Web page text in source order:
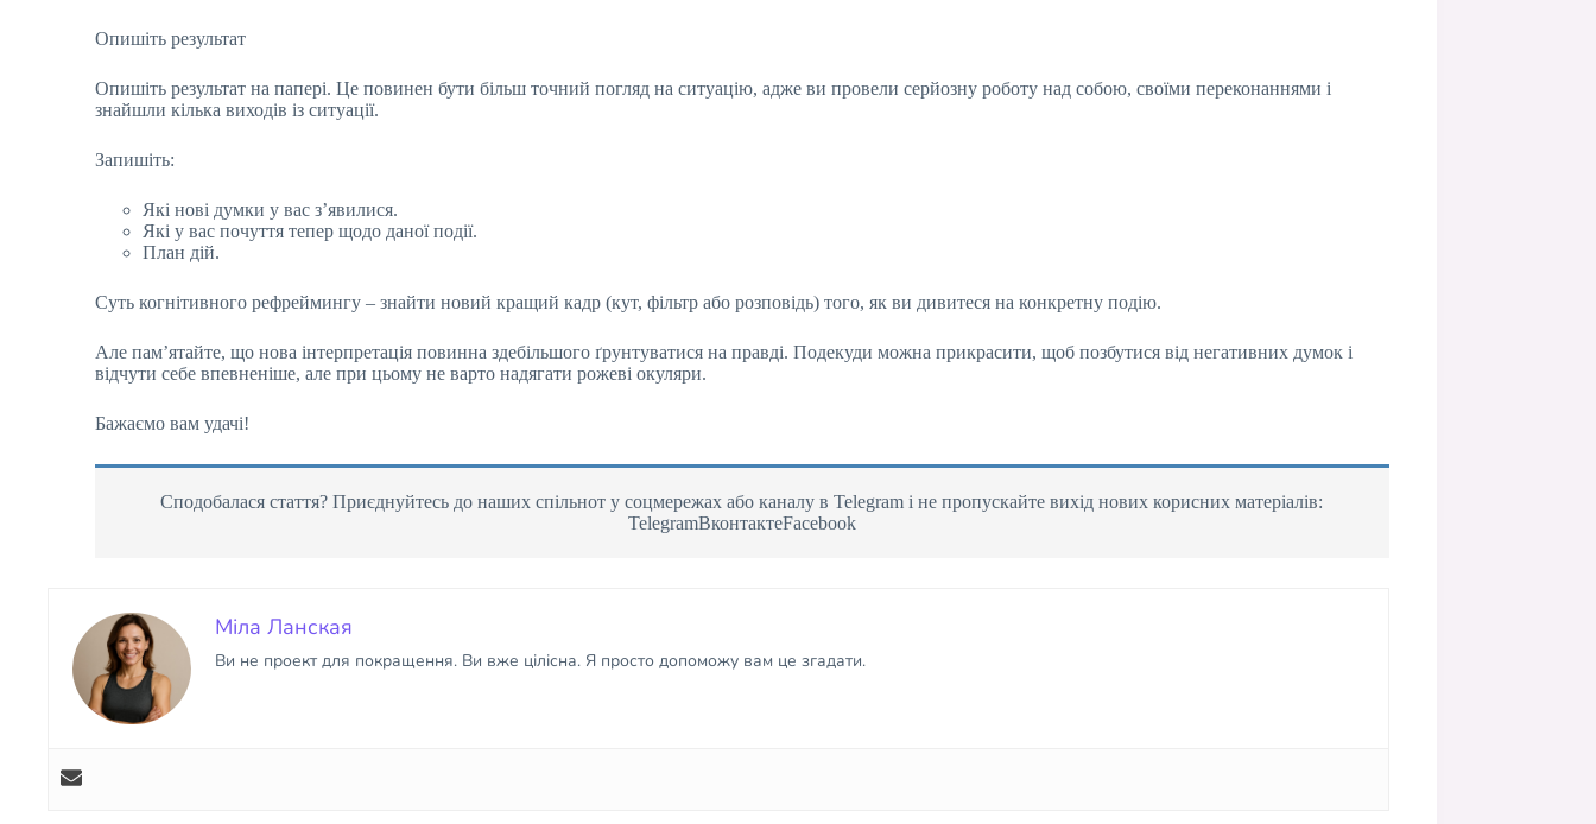
Опишіть результат
Опишіть результат на папері. Це повинен бути більш точний погляд на ситуацію, адже ви провели серйозну роботу над собою, своїми переконаннями і
знайшли кілька виходів із ситуації.
Запишіть:
Які нові думки у вас з’явилися.
Які у вас почуття тепер щодо даної події.
План дій.
Суть когнітивного рефреймингу – знайти новий кращий кадр (кут, фільтр або розповідь) того, як ви дивитеся на конкретну подію.
Але пам’ятайте, що нова інтерпретація повинна здебільшого ґрунтуватися на правді. Подекуди можна прикрасити, щоб позбутися від негативних думок і
відчути себе впевненіше, але при цьому не варто надягати рожеві окуляри.
Бажаємо вам удачі!
Сподобалася стаття? Приєднуйтесь до наших спільнот у соцмережах або каналу в Telegram і не пропускайте вихід нових корисних матеріалів:
TelegramВконтактеFacebook
Міла Ланская
Ви не проект для покращення. Ви вже цілісна. Я просто допоможу вам це згадати.